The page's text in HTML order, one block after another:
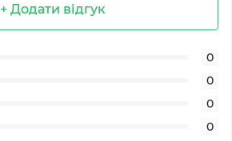
+ Додати відгук
0
0
0
0